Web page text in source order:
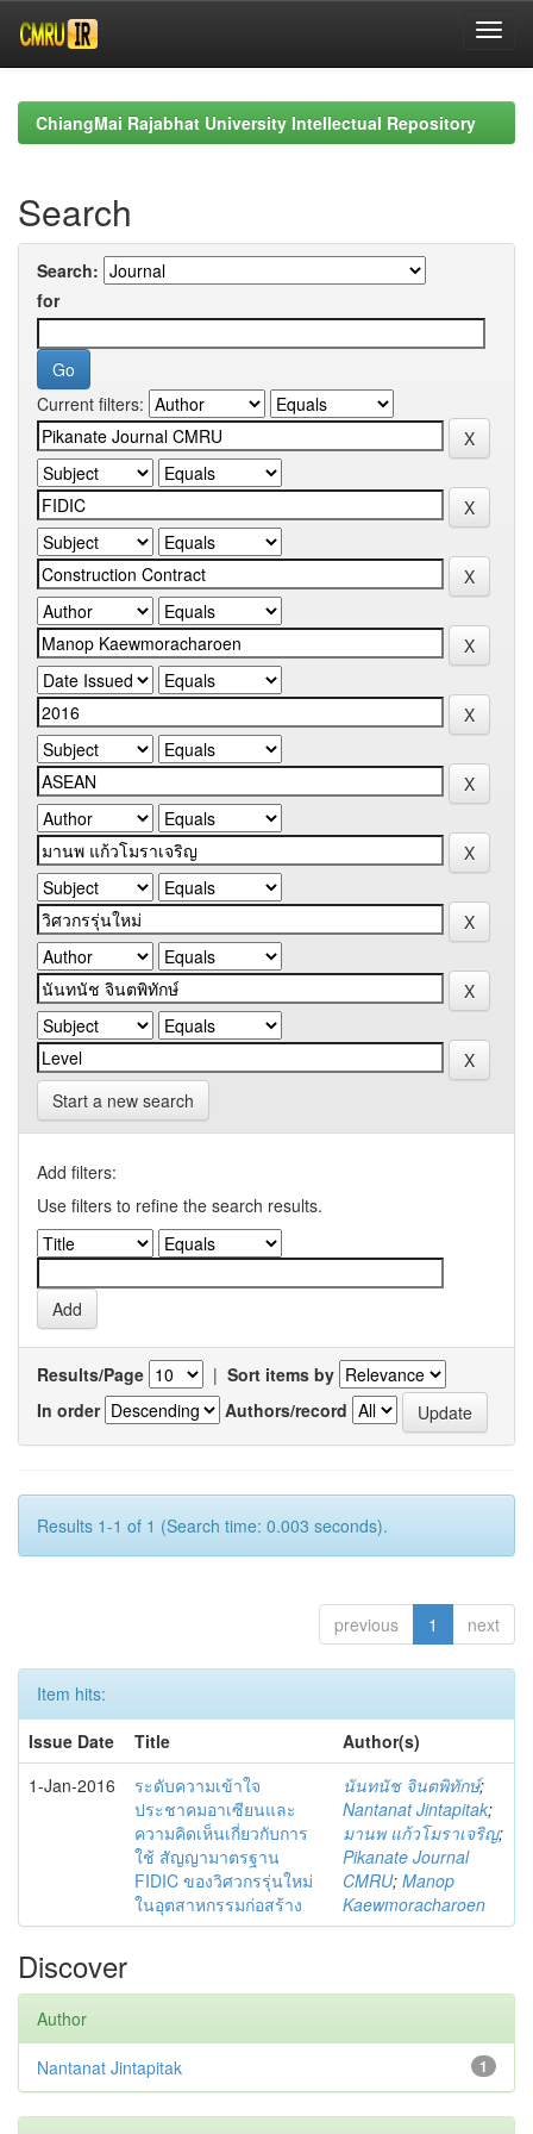
navigationChiangMai Rajabhat University Intellectual Repository
Search
Search:
for
Current filters:
Start a new search
Add filters:
Use filters to refine the search results.
Results/Page | Sort items by
In order
Authors/record
Results 1-1 of 1 (Search time: 0.003 seconds).
previous 1 next
Item hits:
Issue Date
Title
Author(s)
1-Jan-2016
ระดับความเข้าใจ
ประชาคมอาเซียนและ
ความคิดเห็นเกี่ยวกับการ
ใช้ สัญญามาตรฐาน
FIDIC ของวิศวกรรุ่นใหม่
ในอุตสาหกรรมก่อสร้าง
นันทนัช จินตพิทักษ์;
Nantanat Jintapitak;
มานพ แก้วโมราเจริญ;
Pikanate Journal
CMRU; Manop
Kaewmoracharoen
Discover
Author
1
Nantanat Jintapitak